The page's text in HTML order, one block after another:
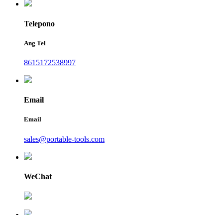
Telepono
Ang Tel
8615172538997
Email
Email
sales@portable-tools.com
WeChat